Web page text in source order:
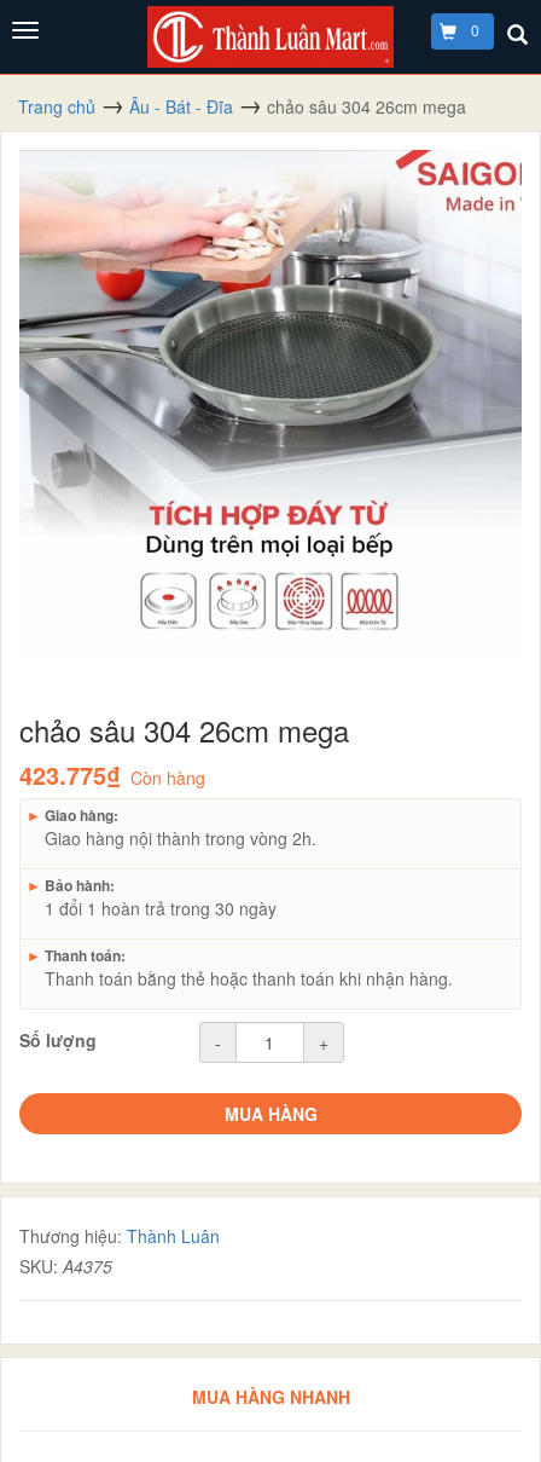
0
Trang chủ Âu - Bát - Đĩa chảo sâu 304 26cm mega
chảo sâu 304 26cm mega
423.775₫ Còn hàng
► Giao hàng:
Giao hàng nội thành trong vòng 2h.
► Bảo hành:
1 đổi 1 hoàn trả trong 30 ngày
► Thanh toán:
Thanh toán bằng thẻ hoặc thanh toán khi nhận hàng.
Số lượng - +
MUA HÀNG
Thương hiệu: Thành Luân
SKU:A4375
MUA HÀNG NHANH